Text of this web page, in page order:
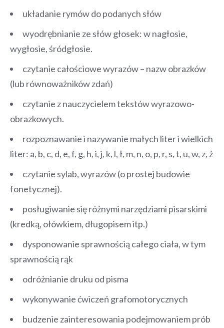
układanie rymów do podanych słów
wyodrębnianie ze słów głosek: w nagłosie,
wygłosie, śródgłosie.
czytanie całościowe wyrazów – nazw obrazków
(lub równoważników zdań)
czytanie z nauczycielem tekstów wyrazowo-
obrazkowych.
rozpoznawanie i nazywanie małych liter i wielkich
liter: a, b, c, d, e, f, g, h, i, j, k, l, ł, m, n, o, p, r, s, t, u, w, z, ż
czytanie sylab, wyrazów (o prostej budowie
fonetycznej).
posługiwanie się różnymi narzędziami pisarskimi
(kredką, ołówkiem, długopisem itp.)
dysponowanie sprawnością całego ciała, w tym
sprawnością rąk
odróżnianie druku od pisma
wykonywanie ćwiczeń grafomotorycznych
budzenie zainteresowania podejmowaniem prób